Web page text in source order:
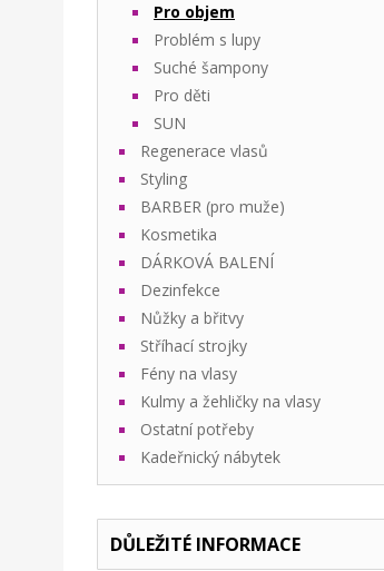
Pro objem
Problém s lupy
Suché šampony
Pro děti
SUN
Regenerace vlasů
Styling
BARBER (pro muže)
Kosmetika
DÁRKOVÁ BALENÍ
Dezinfekce
Nůžky a břitvy
Stříhací strojky
Fény na vlasy
Kulmy a žehličky na vlasy
Ostatní potřeby
Kadeřnický nábytek
DŮLEŽITÉ INFORMACE